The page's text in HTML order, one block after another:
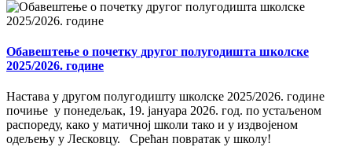
Обавештење о почетку другог полугодишта школске
2025/2026. године
Настава у другом полугодишту школске 2025/2026. године
почиње у понедељак, 19. јануара 2026. год. по устаљеном
распореду, како у матичној школи тако и у издвојеном
одељењу у Лесковцу. Срећан повратак у школу!